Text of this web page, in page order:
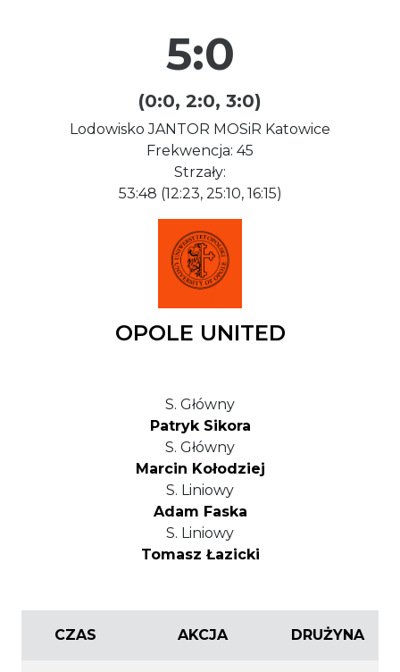
5:0
(0:0, 2:0, 3:0)
Lodowisko JANTOR MOSiR Katowice
Frekwencja: 45
Strzały:
53:48 (12:23, 25:10, 16:15)
OPOLE UNITED
S. Główny
Patryk Sikora
S. Główny
Marcin Kołodziej
S. Liniowy
Adam Faska
S. Liniowy
Tomasz Łazicki
CZAS AKCJA DRUŻYNA